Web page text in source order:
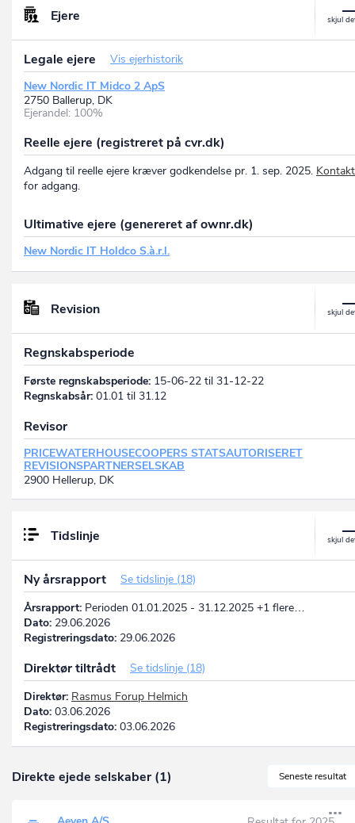
Ejere
Legale ejere
Vis ejerhistorik
New Nordic IT Midco 2 ApS
2750 Ballerup, DK
Ejerandel: 100%
Reelle ejere (registreret på cvr.dk)
Adgang til reelle ejere kræver godkendelse pr. 1. sep. 2025.
for adgang.
Ultimative ejere (genereret af ownr.dk)
New Nordic IT Holdco S.à.r.l.
Revision
Regnskabsperiode
Første regnskabsperiode: 15-06-22 til 31-12-22
Regnskabsår: 01.01 til 31.12
Revisor
PRICEWATERHOUSECOOPERS STATSAUTORISERET
REVISIONSPARTNERSELSKAB
2900 Hellerup, DK
Tidslinje
Ny årsrapport
Se tidslinje (18)
Årsrapport: Perioden 01.01.2025 - 31.12.2025 +1 flere…
Dato: 29.06.2026
Registreringsdato: 29.06.2026
Direktør tiltrådt
Se tidslinje (18)
Direktør: Rasmus Forup Helmich
Dato: 03.06.2026
Registreringsdato: 03.06.2026
Seneste resultat
Direkte ejede selskaber (1)